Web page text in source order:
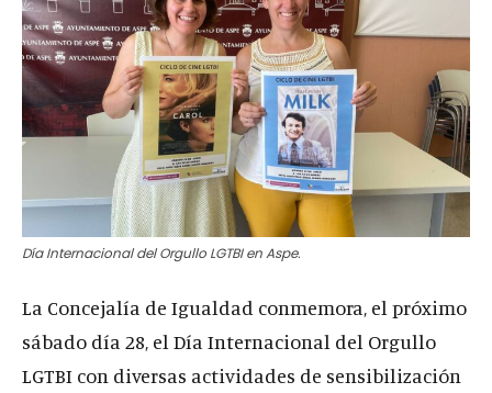
Día Internacional del Orgullo LGTBI en Aspe.
La Concejalía de Igualdad conmemora, el próximo
sábado día 28, el Día Internacional del Orgullo
LGTBI con diversas actividades de sensibilización